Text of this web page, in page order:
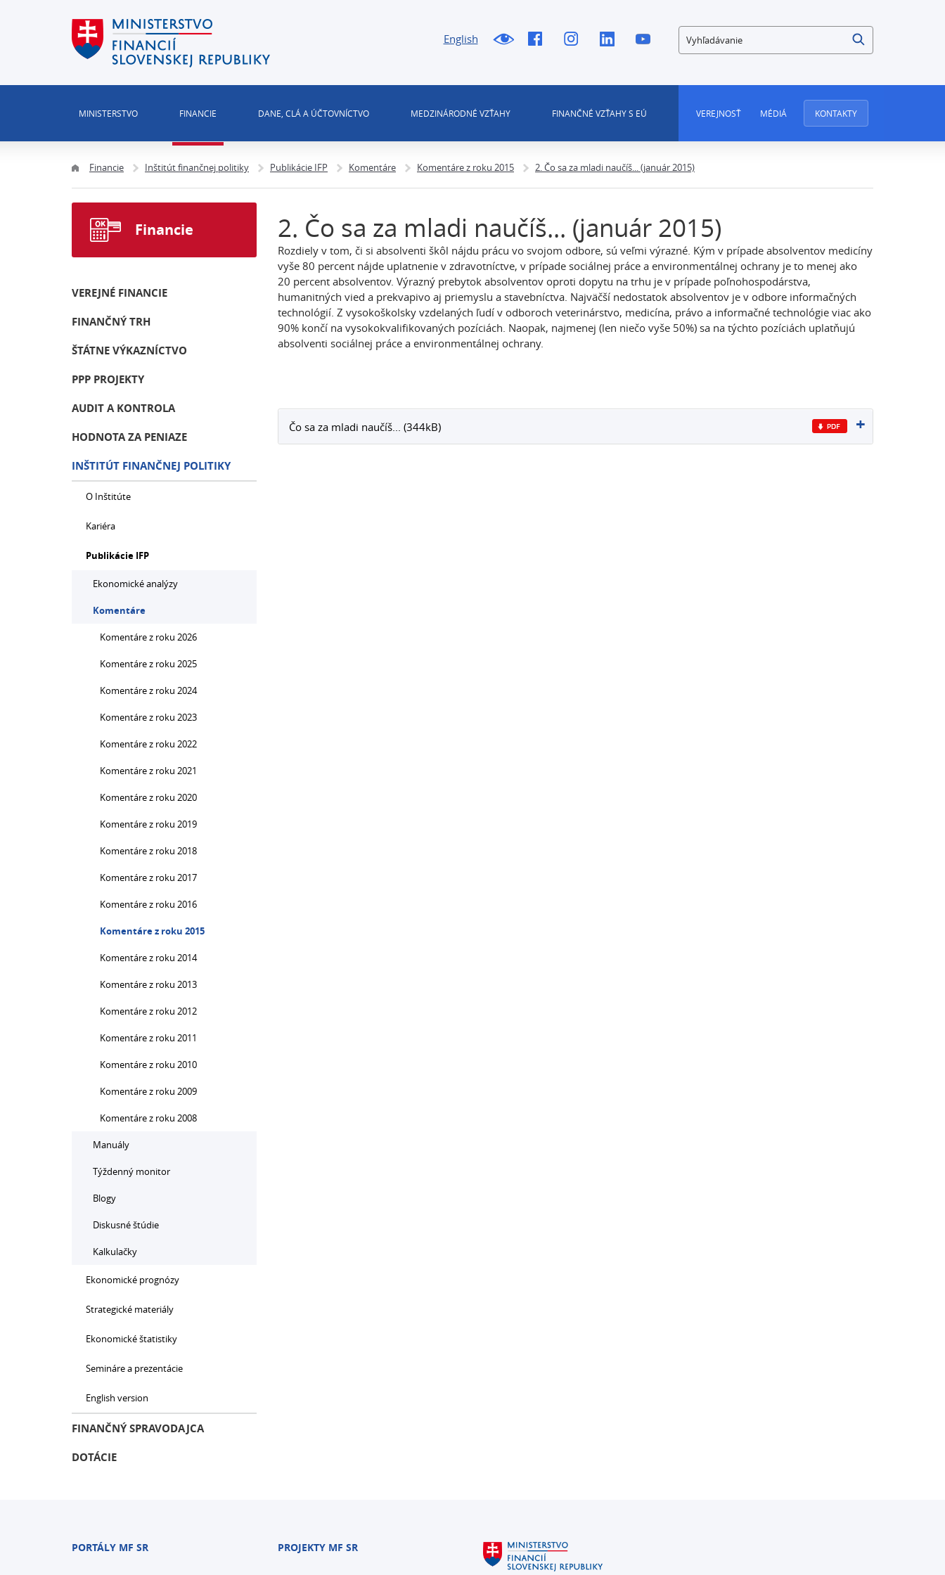
English Vyhľadávanie
MINISTERSTVO FINANCIE DANE, CLÁ A ÚČTOVNÍCTVO MEDZINÁRODNÉ VZŤAHY FINANČNÉ VZŤAHY S EÚ VEREJNOSŤ MÉDIÁ KONTAKTY
Financie Inštitút finančnej politiky Publikácie IFP Komentáre Komentáre z roku 2015 2. Čo sa za mladi naučíš... (január 2015)
2. Čo sa za mladi naučíš... (január 2015)
Rozdiely v tom, či si absolventi škôl nájdu prácu vo svojom odbore, sú veľmi výrazné. Kým v prípade absolventov medicíny
vyše 80 percent nájde uplatnenie v zdravotníctve, v prípade sociálnej práce a environmentálnej ochrany je to menej ako
20 percent absolventov. Výrazný prebytok absolventov oproti dopytu na trhu je v prípade poľnohospodárstva,
humanitných vied a prekvapivo aj priemyslu a stavebníctva. Najväčší nedostatok absolventov je v odbore informačných
technológií. Z vysokoškolsky vzdelaných ľudí v odboroch veterinárstvo, medicína, právo a informačné technológie viac ako
90% končí na vysokokvalifikovaných pozíciách. Naopak, najmenej (len niečo vyše 50%) sa na týchto pozíciách uplatňujú
absolventi sociálnej práce a environmentálnej ochrany.
Čo sa za mladi naučíš... (344kB)
Financie
VEREJNÉ FINANCIE
FINANČNÝ TRH
ŠTÁTNE VÝKAZNÍCTVO
PPP PROJEKTY
AUDIT A KONTROLA
HODNOTA ZA PENIAZE
INŠTITÚT FINANČNEJ POLITIKY
O Inštitúte
Kariéra
Publikácie IFP
Ekonomické analýzy
Komentáre
Komentáre z roku 2026
Komentáre z roku 2025
Komentáre z roku 2024
Komentáre z roku 2023
Komentáre z roku 2022
Komentáre z roku 2021
Komentáre z roku 2020
Komentáre z roku 2019
Komentáre z roku 2018
Komentáre z roku 2017
Komentáre z roku 2016
Komentáre z roku 2015
Komentáre z roku 2014
Komentáre z roku 2013
Komentáre z roku 2012
Komentáre z roku 2011
Komentáre z roku 2010
Komentáre z roku 2009
Komentáre z roku 2008
Manuály
Týždenný monitor
Blogy
Diskusné štúdie
Kalkulačky
Ekonomické prognózy
Strategické materiály
Ekonomické štatistiky
Semináre a prezentácie
English version
FINANČNÝ SPRAVODAJCA
DOTÁCIE
PORTÁLY MF SR PROJEKTY MF SR